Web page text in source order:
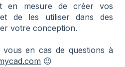
en mesure de créer vos
de les utiliser dans des
votre conception.
en cas de questions à
😉